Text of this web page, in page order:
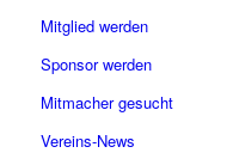
Mitglied werden
Sponsor werden
Mitmacher gesucht
Vereins-News